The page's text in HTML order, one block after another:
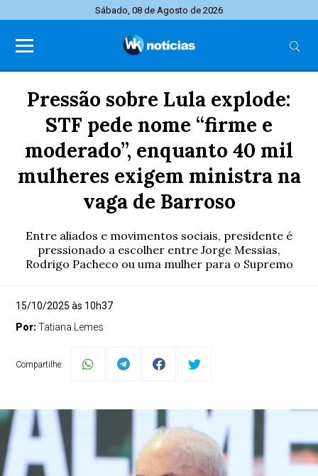
Sábado, 08 de Agosto de 2026
Pressão sobre Lula explode:
STF pede nome “firme e
moderado”, enquanto 40 mil
mulheres exigem ministra na
vaga de Barroso
Entre aliados e movimentos sociais, presidente é
pressionado a escolher entre Jorge Messias,
Rodrigo Pacheco ou uma mulher para o Supremo
15/10/2025 às 10h37
Por:Tatiana Lemes
Compartilhe: